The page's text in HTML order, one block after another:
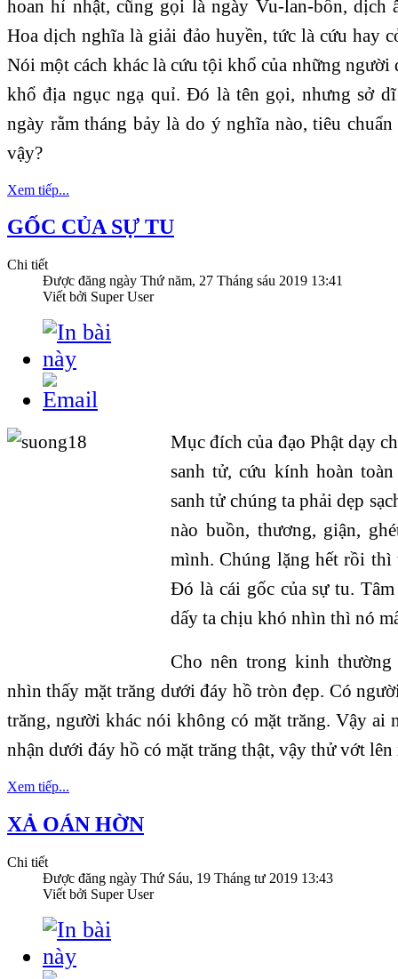
hoan hỉ nhật, cũng gọi là ngày Vu-lan-bồn, dịch
Hoa dịch nghĩa là giải đảo huyền, tức là cứu hay
Nói một cách khác là cứu tội khổ của những người
khổ địa ngục ngạ quỉ. Ðó là tên gọi, nhưng sở
ngày rằm tháng bảy là do ý nghĩa nào, tiêu
vậy?
Xem tiếp...
GỐC CỦA SỰ TU
Chi tiết
Được đăng ngày Thứ năm, 27 Tháng sáu 2019 13:41
Viết bởi Super User
Mục đích của đạo Phật dạy
sanh tử, cứu kính hoàn
sanh tử chúng ta phải dẹp
nào buồn, thương, giận,
mình. Chúng lặng hết rồi thì
Đó là cái gốc của sự tu.
dấy ta chịu khó nhìn thì nó
Cho nên trong kinh
nhìn thấy mặt trăng dưới đáy hồ tròn đẹp. Có
trăng, người khác nói không có mặt trăng. Vậy ai
nhận dưới đáy hồ có mặt trăng thật, vậy thử vớt lên
Xem tiếp...
XẢ OÁN HỜN
Chi tiết
Được đăng ngày Thứ Sáu, 19 Tháng tư 2019 13:43
Viết bởi Super User